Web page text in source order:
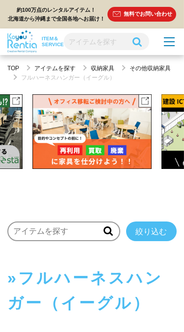
約100万点のレンタルアイテム！
北海道から沖縄まで全国各地へお届け！
無料でお問い合わせ
ITEM＆
SERVICE
TOP アイテムを探す 収納家具
その他収納家具
フルハーネスハンガー（イーグル）
絞り込む
フルハーネスハン
ガー（イーグル）